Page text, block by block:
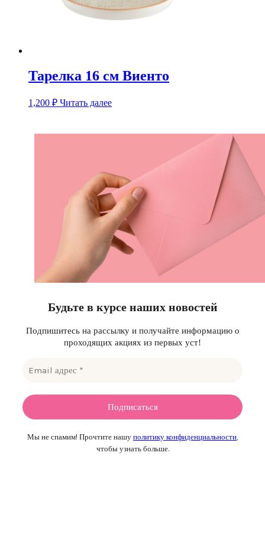
Тарелка 16 см Виенто
1,200 ₽ Читать далее
Будьте в курсе наших новостей
Подпишитесь на рассылку и получайте информацию о
проходящих акциях из первых уст!
Мы не спамим! Прочтите нашу политику конфиденциальности
чтобы узнать больше.